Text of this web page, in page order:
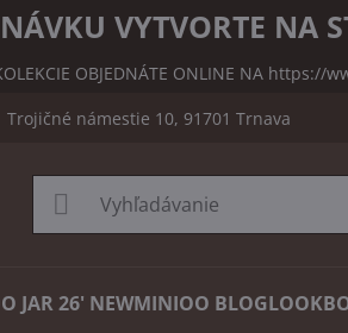
VYTVORTE NA
OBJEDNÁTE ONLINE NA https://
Trojičné námestie 10, 91701 Trnava
JAR 26' NEWMINIOO BLOG